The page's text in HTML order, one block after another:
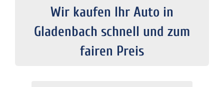
Wir kaufen Ihr Auto in
Gladenbach schnell und zum
fairen Preis